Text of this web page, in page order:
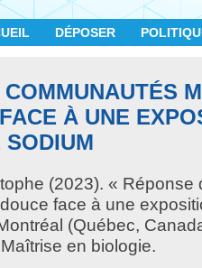
DÉPOSER
À UNE
SODIUM
(2023). « Réponse
face à une
(Québec,
en biologie.